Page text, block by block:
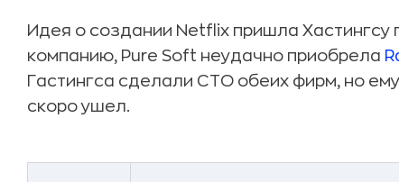
Идея о создании Netflix пришла
компанию, Pure Soft неудачно приобрела
Гастингса сделали CTO обеих фирм, но
скоро ушел.